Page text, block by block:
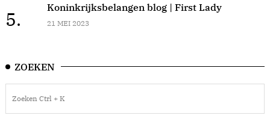
5.
Koninkrijksbelangen blog | First Lady
21 MEI 2023
ZOEKEN